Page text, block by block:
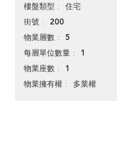
樓盤類型 住宅
街號 200
物業層數 5
每層單位數量 1
物業座數 1
物業擁有權 多業權